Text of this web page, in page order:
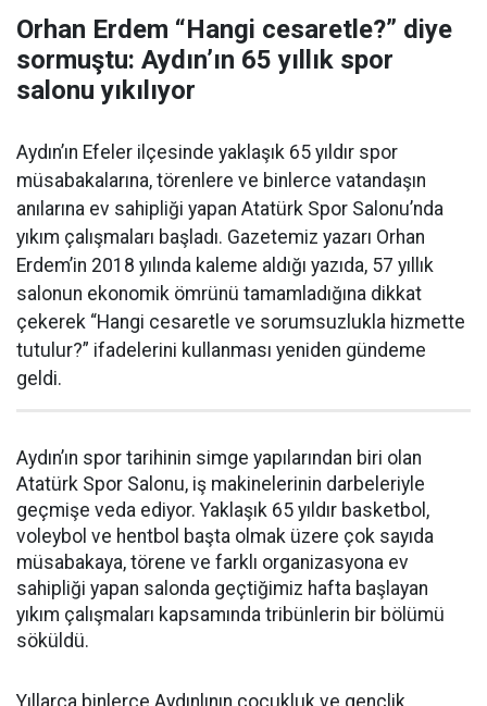
Orhan Erdem “Hangi cesaretle?” diye
sormuştu: Aydın’ın 65 yıllık spor
salonu yıkılıyor
Aydın’ın Efeler ilçesinde yaklaşık 65 yıldır spor
müsabakalarına, törenlere ve binlerce vatandaşın
anılarına ev sahipliği yapan Atatürk Spor Salonu’nda
yıkım çalışmaları başladı. Gazetemiz yazarı Orhan
Erdem’in 2018 yılında kaleme aldığı yazıda, 57 yıllık
salonun ekonomik ömrünü tamamladığına dikkat
çekerek “Hangi cesaretle ve sorumsuzlukla hizmette
tutulur?” ifadelerini kullanması yeniden gündeme
geldi.
Aydın’ın spor tarihinin simge yapılarından biri olan
Atatürk Spor Salonu, iş makinelerinin darbeleriyle
geçmişe veda ediyor. Yaklaşık 65 yıldır basketbol,
voleybol ve hentbol başta olmak üzere çok sayıda
müsabakaya, törene ve farklı organizasyona ev
sahipliği yapan salonda geçtiğimiz hafta başlayan
yıkım çalışmaları kapsamında tribünlerin bir bölümü
söküldü.